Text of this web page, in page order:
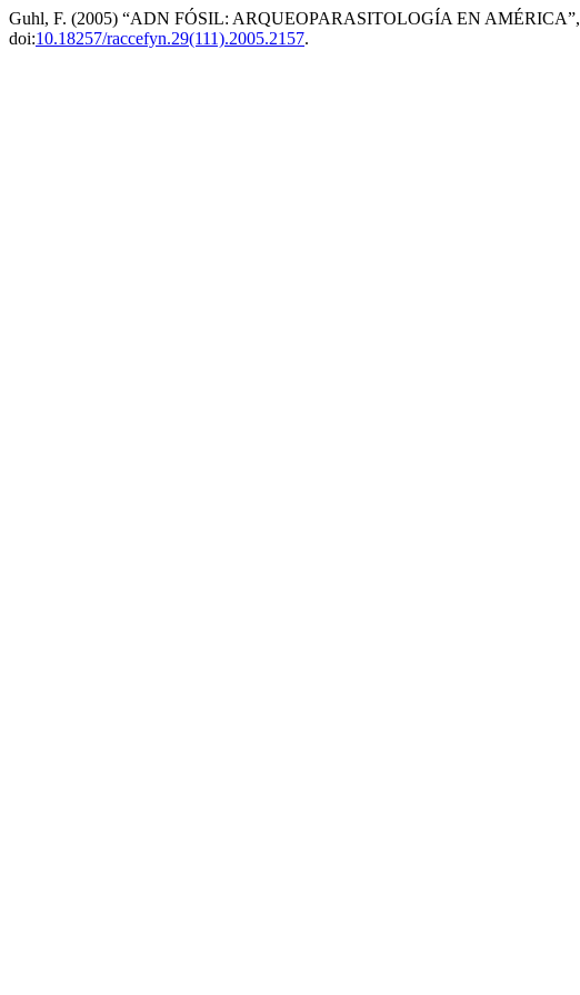
Guhl, F. (2005) “ADN FÓSIL: ARQUEOPARASITOLOGÍA EN AMÉRICA”,
doi:10.18257/raccefyn.29(111).2005.2157.